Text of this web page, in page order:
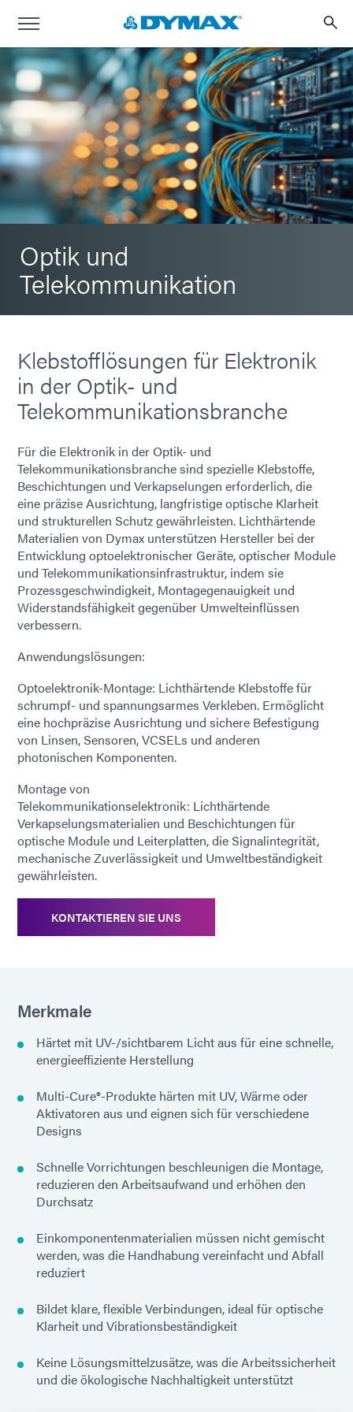
Optik und
Telekommunikation
Klebstofflösungen für Elektronik
in der Optik- und
Telekommunikationsbranche
Für die Elektronik in der Optik- und
Telekommunikationsbranche sind spezielle Klebstoffe,
Beschichtungen und Verkapselungen erforderlich, die
eine präzise Ausrichtung, langfristige optische Klarheit
und strukturellen Schutz gewährleisten. Lichthärtende
Materialien von Dymax unterstützen Hersteller bei der
Entwicklung optoelektronischer Geräte, optischer Module
und Telekommunikationsinfrastruktur, indem sie
Prozessgeschwindigkeit, Montagegenauigkeit und
Widerstandsfähigkeit gegenüber Umwelteinflüssen
verbessern.
Anwendungslösungen:
Optoelektronik-Montage: Lichthärtende Klebstoffe für
schrumpf- und spannungsarmes Verkleben. Ermöglicht
eine hochpräzise Ausrichtung und sichere Befestigung
von Linsen, Sensoren, VCSELs und anderen
photonischen Komponenten.
Montage von
Telekommunikationselektronik: Lichthärtende
Verkapselungsmaterialien und Beschichtungen für
optische Module und Leiterplatten, die Signalintegrität,
mechanische Zuverlässigkeit und Umweltbeständigkeit
gewährleisten.
KONTAKTIEREN SIE UNS
Merkmale
Härtet mit UV-/sichtbarem Licht aus für eine schnelle,
energieeffiziente Herstellung
Multi-Cure®-Produkte härten mit UV, Wärme oder
Aktivatoren aus und eignen sich für verschiedene
Designs
Schnelle Vorrichtungen beschleunigen die Montage,
reduzieren den Arbeitsaufwand und erhöhen den
Durchsatz
Einkomponentenmaterialien müssen nicht gemischt
werden, was die Handhabung vereinfacht und Abfall
reduziert
Bildet klare, flexible Verbindungen, ideal für optische
Klarheit und Vibrationsbeständigkeit
Keine Lösungsmittelzusätze, was die Arbeitssicherheit
und die ökologische Nachhaltigkeit unterstützt